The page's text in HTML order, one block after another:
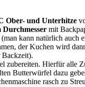
Ober- und Unterhitze
mit
kann natürlich auch
der Kuchen wird
Backzeit).
zubereiten. Hierfür alle
Butterwürfel dazu
rasch zu